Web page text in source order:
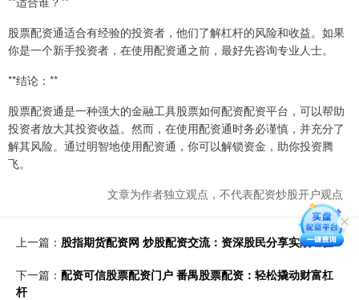
股票配资通适合有经验的投资者，他们了解杠杆的风险和收益。如果
你是一个新手投资者，在使用配资通之前，最好先咨询专业人士。
**结论：**
股票配资通是一种强大的金融工具股票如何配资配资平台，可以帮助
投资者放大其投资收益。然而，在使用配资通时务必谨慎，并充分了
解其风险。通过明智地使用配资通，你可以解锁资金，助你投资腾
飞。
文章为作者独立观点，不代表配资炒股开户观点
上一篇： 股指期货配资网 炒股配资交流：资深股民分享实战经验
下一篇： 配资可信股票配资门户 番禺股票配资：轻松撬动财富杠
杆